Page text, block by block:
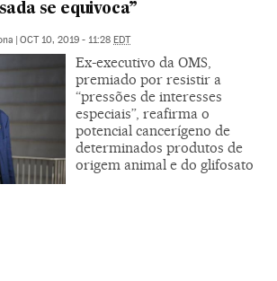
se equivoca”
| OCT 10, 2019 - 11:28 EDT
Ex-executivo da OMS,
premiado por resistir a
“pressões de interesses
especiais”, reafirma o
potencial cancerígeno de
determinados produtos de
origem animal e do glifosato